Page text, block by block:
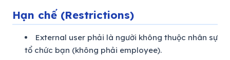
Hạn chế (Restrictions)
External user phải là người không thuộc nhân sự
tổ chức bạn (không phải employee).